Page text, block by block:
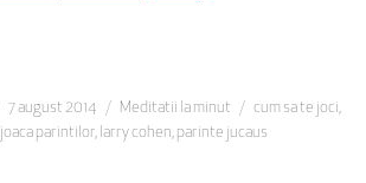
Publicat
pe
7 august 2014 Categorii
Meditatii la minut Etichete
cum sa te joci,
joaca parintilor, larry cohen, parinte jucaus